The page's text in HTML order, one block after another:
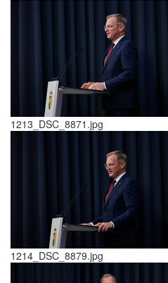
1213_DSC_8871.jpg
1214_DSC_8879.jpg